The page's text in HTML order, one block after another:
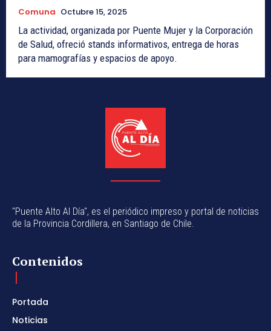
Comuna Octubre 15, 2025
La actividad, organizada por Puente Mujer y la Corporación
de Salud, ofreció stands informativos, entrega de horas
para mamografías y espacios de apoyo.
"Puente Alto Al Día", es el periódico impreso y portal de noticias
de la Provincia Cordillera, en Santiago de Chile.
Contenidos
Portada
Noticias